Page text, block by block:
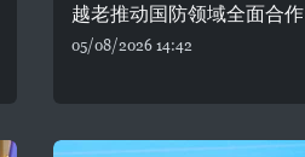
越老推动国防领域全面合作
05/08/2026 14:42